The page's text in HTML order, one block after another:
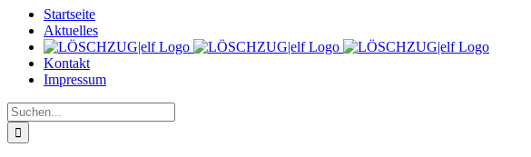
Startseite
Aktuelles
Kontakt
Impressum
Suche
nach: